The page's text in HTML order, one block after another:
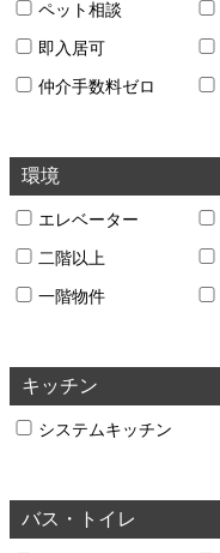
ペット相談
即入居可
仲介手数料ゼロ
環境
エレベーター
二階以上
一階物件
キッチン
システムキッチン
バス・トイレ